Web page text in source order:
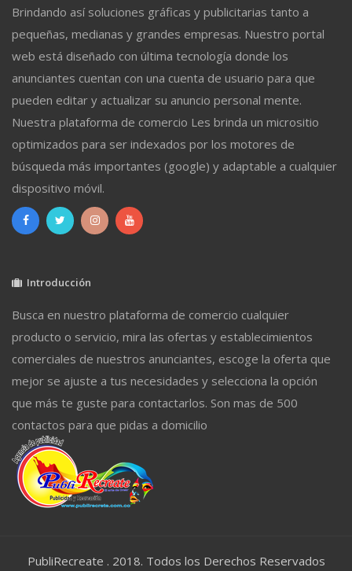
Brindando así soluciones gráficas y publicitarias tanto a
pequeñas, medianas y grandes empresas. Nuestro portal
web está diseñado con última tecnología donde los
anunciantes cuentan con una cuenta de usuario para que
pueden editar y actualizar su anuncio personal mente.
Nuestra plataforma de comercio Les brinda un micrositio
optimizados para ser indexados por los motores de
búsqueda más importantes (google) y adaptable a cualquier
dispositivo móvil.
Introducción
Busca en nuestro plataforma de comercio cualquier
producto o servicio, mira las ofertas y establecimientos
comerciales de nuestros anunciantes, escoge la oferta que
mejor se ajuste a tus necesidades y selecciona la opción
que más te guste para contactarlos. Son mas de 500
contactos para que pidas a domicilio
PubliRecreate . 2018. Todos los Derechos Reservados